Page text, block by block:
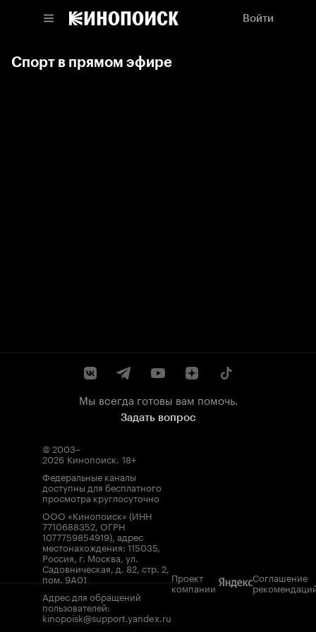
Войти
Спорт в прямом эфире
Мы всегда готовы вам помочь.
Задать вопрос
© 2003–
2026 Кинопоиск. 18+
Федеральные каналы
доступны для бесплатного
просмотра круглосуточно
ООО «Кинопоиск» (ИНН
7710688352, ОГРН
1077759854919), адрес
местонахождения: 115035,
Россия, г. Москва, ул.
Садовническая, д. 82, стр. 2,
пом. 9А01
Адрес для обращений
пользователей:
kinopoisk@support.yandex.ru
Проект
компании
Соглашение